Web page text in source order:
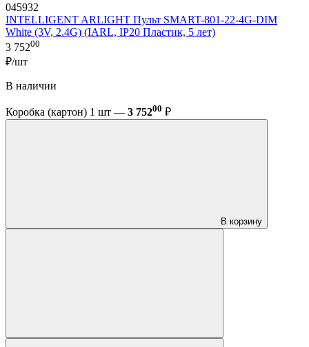
045932
INTELLIGENT ARLIGHT Пульт SMART-801-22-4G-DIM
White (3V, 2.4G) (IARL, IP20 Пластик, 5 лет)
3 75200
₽/шт
В наличии
Коробка (картон) 1 шт — 3 75200 ₽
В корзину